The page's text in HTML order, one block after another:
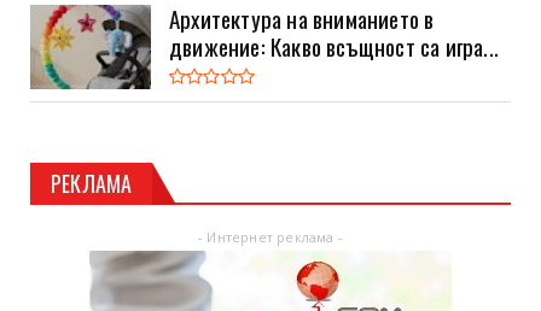
Архитектура на вниманието в
движение: Какво всъщност са игра...
РЕКЛАМА
- Интернет реклама -